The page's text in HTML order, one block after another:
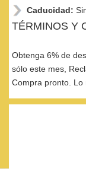
Caducidad:
TÉRMINOS Y
Obtenga 6% de
sólo este mes,
Compra pronto.